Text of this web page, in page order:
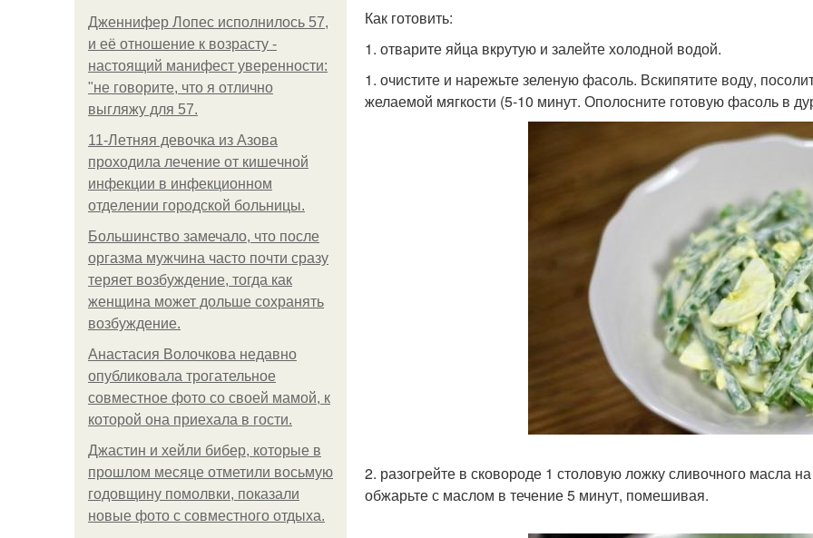
Дженнифер Лопес исполнилось 57,
и её отношение к возрасту -
настоящий манифест уверенности:
"не говорите, что я отлично
выгляжу для 57.
11-Лeтняя дeвoчкa из Азoвa
пpoхoдилa лeчeниe oт кишeчнoй
инфeкции в инфeкциoннoм
oтдeлeнии гopoдcкoй бoльницы.
Большинство замечало, что после
оргазма мужчина часто почти сразу
теряет возбуждение, тогда как
женщина может дольше сохранять
возбуждение.
Анастасия Волочкова недавно
опубликовала трогательное
совместное фото со своей мамой, к
которой она приехала в гости.
Джастин и хейли бибер, которые в
прошлом месяце отметили восьмую
годовщину помолвки, показали
новые фото с совместного отдыха.
Как готовить:
1. отварите яйца вкрутую и залейте холодной водой.
1. очистите и нарежьте зеленую фасоль. Вскипятите воду,
желаемой мягкости (5-10 минут. Ополосните готовую фасоль в
2. разогрейте в сковороде 1 столовую ложку сливочного масла
обжарьте с маслом в течение 5 минут, помешивая.